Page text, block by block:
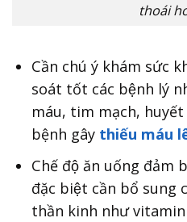
thoái
Cần chú ý khám sức
soát tốt các bệnh lý
máu, tim mạch,
bệnh gây thiếu máu
Chế độ ăn uống đảm
đặc biệt cần bổ sung
thần kinh như vitamin